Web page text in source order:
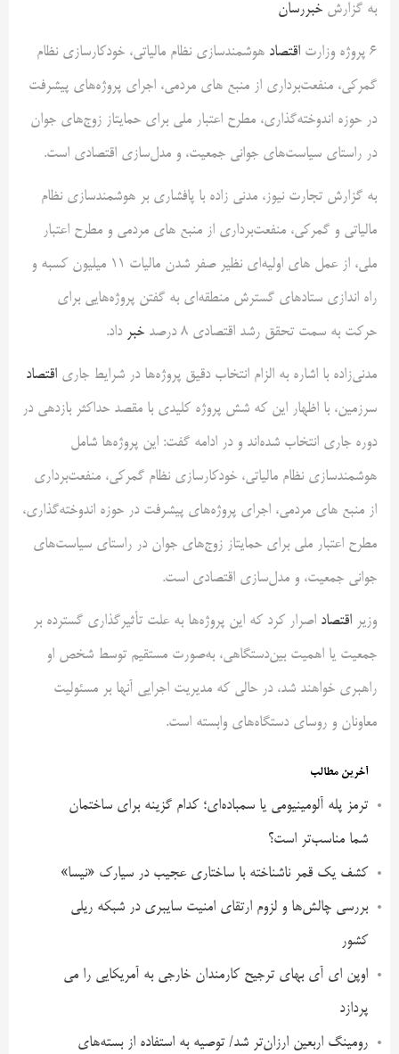
به گزارش خبررسان
6 پروژه وزارت اقتصاد هوشمندسازی نظام مالیاتی، خودکارسازی نظام
گمرکی، منفعت‌برداری از منبع های مردمی، اجرای پروژه‌های پیشرفت
در حوزه اندوخته‌گذاری، مطرح اعتبار ملی برای حمایتاز زوج‌های جوان
در راستای سیاست‌های جوانی جمعیت، و مدل‌سازی اقتصادی است.
به گزارش تجارت نیوز، مدنی زاده با پافشاری بر هوشمندسازی نظام
مالیاتی و گمرکی، منفعت‌برداری از منبع های مردمی و مطرح اعتبار
ملی، از عمل های اولیه‌ای نظیر صفر شدن مالیات 11 میلیون کسبه و
راه اندازی ستادهای گسترش منطقه‌ای به گفتن پروژه‌هایی برای
حرکت به سمت تحقق رشد اقتصادی 8 درصد
خبر داد.
مدنی‌زاده با اشاره به الزام انتخاب دقیق پروژه‌ها در شرایط جاری اقتصاد
سرزمین، با اظهار این که شش پروژه کلیدی با مقصد حداکثر بازدهی در
دوره جاری انتخاب شده‌اند و در ادامه گفت: این پروژه‌ها شامل
هوشمندسازی نظام مالیاتی، خودکارسازی نظام گمرکی، منفعت‌برداری
از منبع های مردمی، اجرای پروژه‌های پیشرفت در حوزه اندوخته‌گذاری،
مطرح اعتبار ملی برای حمایتاز زوج‌های جوان در راستای سیاست‌های
جوانی جمعیت، و مدل‌سازی اقتصادی است.
وزیر اقتصاد اصرار کرد که این پروژه‌ها به علت تأثیرگذاری گسترده بر
جمعیت یا اهمیت بین‌دستگاهی، به‌صورت مستقیم توسط شخص او
راهبری خواهند شد، در حالی که مدیریت اجرایی آنها بر مسئولیت
معاونان و روسای دستگاه‌های وابسته است.
آخرین مطالب
ترمز پله آلومینیومی یا سمباده‌ای؛ کدام گزینه برای ساختمان
شما مناسب‌تر است؟
کشف یک قمر ناشناخته با ساختاری عجیب در سیارک «نیسا»
بررسی چالش‌ها و لزوم ارتقای امنیت سایبری در شبکه ریلی
کشور
اوپن ای آی بهای ترجیح کارمندان خارجی به آمریکایی را می
پردازد
رومینگ اربعین ارزان‌تر شد/ توصیه به استفاده از بسته‌های